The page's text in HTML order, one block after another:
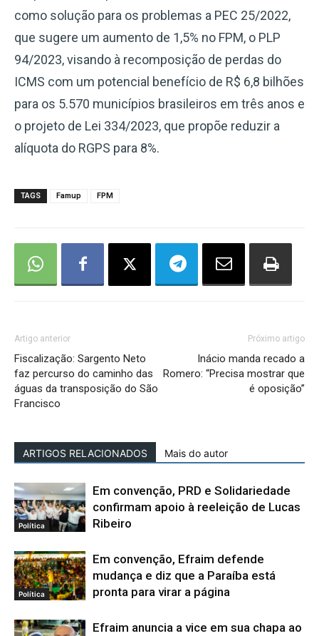
como solução para os problemas a PEC 25/2022,
que sugere um aumento de 1,5% no FPM, o PLP
94/2023, visando à recomposição de perdas do
ICMS com um potencial benefício de R$ 6,8 bilhões
para os 5.570 municípios brasileiros em três anos e
o projeto de Lei 334/2023, que propõe reduzir a
alíquota do RGPS para 8%.
TAGS Famup FPM
Artigo anterior
Fiscalização: Sargento Neto
faz percurso do caminho das
águas da transposição do São
Francisco
Próximo artigo
Inácio manda recado a
Romero: “Precisa mostrar que
é oposição”
ARTIGOS RELACIONADOS Mais do autor
Política
Em convenção, PRD e Solidariedade
confirmam apoio à reeleição de Lucas
Ribeiro
Política
Em convenção, Efraim defende
mudança e diz que a Paraíba está
pronta para virar a página
Efraim anuncia a vice em sua chapa ao